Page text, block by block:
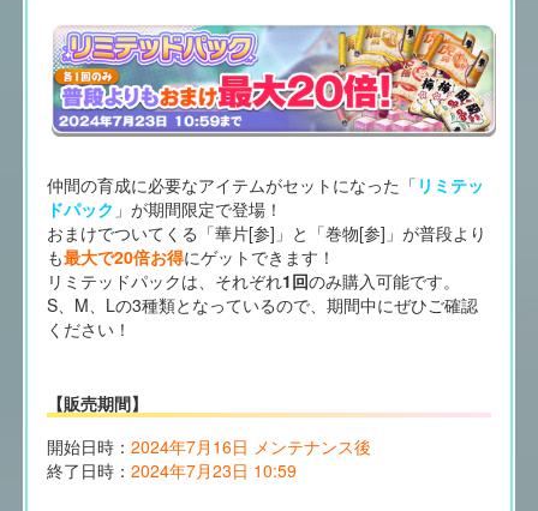
仲間の育成に必要なアイテムがセットになった「 リミテッ
ドパック 」が期間限定で登場！
おまけでついてくる「華片[参]」と「巻物[参]」が普段より
も最大で20倍お得にゲットできます！
リミテッドパックは、それぞれ1回のみ購入可能です。
S、M、Lの3種類となっているので、期間中にぜひご確認
ください！
【販売期間】
開始日時： 2024年7月16日 メンテナンス後
終了日時： 2024年7月23日 10:59